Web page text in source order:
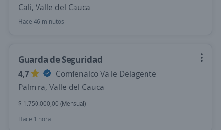
Cali, Valle del Cauca
Hace 46 minutos
Guarda de Seguridad
4,7
Comfenalco Valle Delagente
Palmira, Valle del Cauca
$ 1.750.000,00 (Mensual)
Hace 1 hora